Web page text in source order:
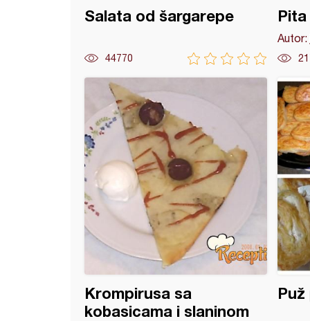
Salata od šargarepe
44770
Autor:
Krompirusa sa
kobasicama i slaninom